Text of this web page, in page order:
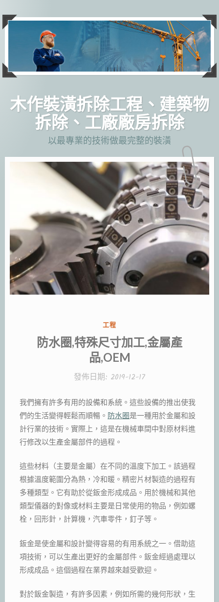
主
木作裝潢拆除工程、建築物
拆除、工廠廠房拆除
以最專業的技術做最完整的裝潢
分
類:
工程
防水圈,特殊尺寸加工,金屬產
品,OEM
發佈日期: 2019-12-17
我們擁有許多有用的設備和系統。這些設備的推出使我
們的生活變得輕鬆而順暢。 防水圈是一種用於金屬和設
計行業的技術。實際上，這是在機械車間中對原材料進
行修改以生產金屬部件的過程。
這些材料（主要是金屬）在不同的溫度下加工。該過程
根據溫度範圍分為熱，冷和暖。精密片材製造的過程有
多種類型。它有助於從鈑金形成成品。用於機械和其他
類型儀器的對像或材料主要是日常使用的物品，例如螺
栓，回形針，計算機，汽車零件，釘子等。
鈑金是使金屬和設計變得容易的有用系統之一。借助這
項技術，可以生產出更好的金屬部件。鈑金經過處理以
形成成品。這個過程在業界越來越受歡迎。
對於鈑金製造，有許多因素，例如所需的幾何形狀，生